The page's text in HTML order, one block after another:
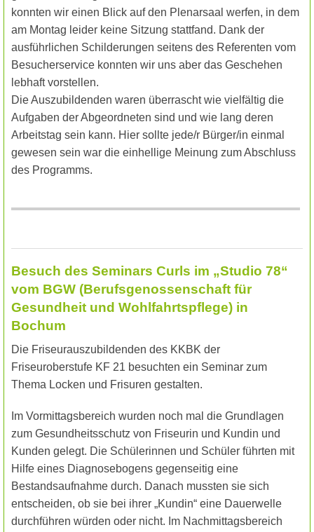
konnten wir einen Blick auf den Plenarsaal werfen, in dem
am Montag leider keine Sitzung stattfand. Dank der
ausführlichen Schilderungen seitens des Referenten vom
Besucherservice konnten wir uns aber das Geschehen
lebhaft vorstellen.
Die Auszubildenden waren überrascht wie vielfältig die
Aufgaben der Abgeordneten sind und wie lang deren
Arbeitstag sein kann. Hier sollte jede/r Bürger/in einmal
gewesen sein war die einhellige Meinung zum Abschluss
des Programms.
Besuch des Seminars Curls im „Studio 78“
vom BGW (Berufsgenossenschaft für
Gesundheit und Wohlfahrtspflege) in
Bochum
Die Friseurauszubildenden des KKBK der
Friseuroberstufe KF 21 besuchten ein Seminar zum
Thema Locken und Frisuren gestalten.
Im Vormittagsbereich wurden noch mal die Grundlagen
zum Gesundheitsschutz von Friseurin und Kundin und
Kunden gelegt. Die Schülerinnen und Schüler führten mit
Hilfe eines Diagnosebogens gegenseitig eine
Bestandsaufnahme durch. Danach mussten sie sich
entscheiden, ob sie bei ihrer „Kundin“ eine Dauerwelle
durchführen würden oder nicht. Im Nachmittagsbereich